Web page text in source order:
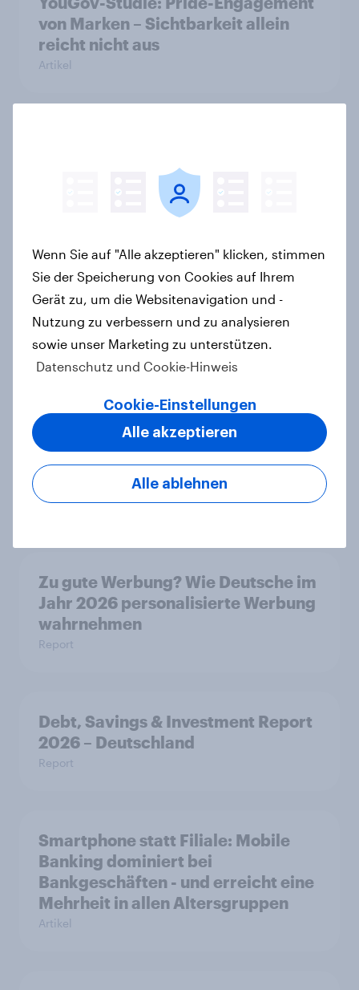
von Marken – Sichtbarkeit allein
reicht nicht aus
Artikel
zeigt Impact von Werbung auf Net
Promoter Score – Apple, Amazon
und Nivea führen NPS-Ranking an
Finanz-Talk: Mit wem sprechen die
Deutschen eigentlich über Geld?
Artikel
[EU On-Demand Webinar]
Schulden, sparen, investieren 2026:
Welche Trends prägen das
Finanzverhalten?
Artikel
Zu gute Werbung? Wie Deutsche im
Jahr 2026 personalisierte Werbung
wahrnehmen
Report
Debt, Savings & Investment Report
2026 – Deutschland
Report
Smartphone statt Filiale: Mobile
Banking dominiert bei
Bankgeschäften - und erreicht eine
Mehrheit in allen Altersgruppen
Artikel
Wenn Sie auf "Alle akzeptieren" klicken, stimmen
Sie der Speicherung von Cookies auf Ihrem
Gerät zu, um die Websitenavigation und -
Nutzung zu verbessern und zu analysieren
sowie unser Marketing zu unterstützen.
Datenschutz und Cookie-Hinweis
Cookie-Einstellungen
Alle ablehnen
Alle akzeptieren